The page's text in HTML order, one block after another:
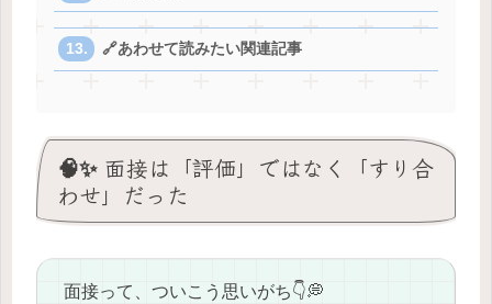
🔗あわせて読みたい関連記事
🧠✨ 面接は「評価」ではなく「すり合
わせ」だった
面接って、ついこう思いがち👇💭